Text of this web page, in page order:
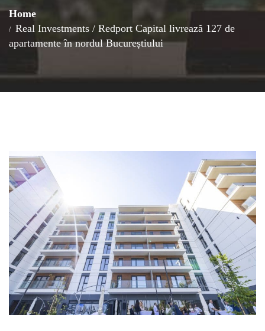
Home
Real Investments / Redport Capital livrează 127 de
apartamente în nordul Bucureștiului